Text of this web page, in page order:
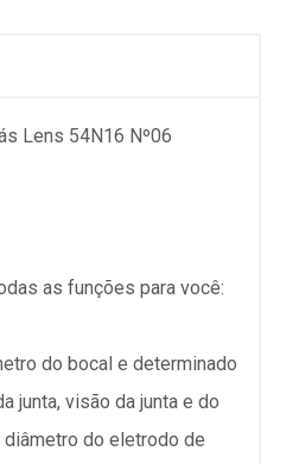
Lens 54N16 Nº06
as funções para você:
do bocal e determinado
junta, visão da junta e do
do eletrodo de